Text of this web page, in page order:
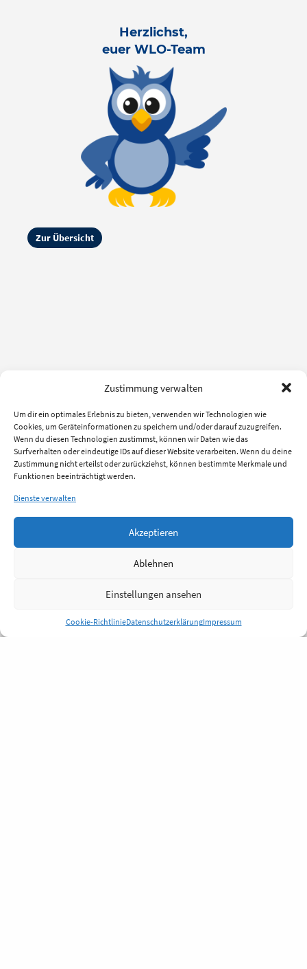
Zustimmung verwalten
Um dir ein optimales Erlebnis zu bieten, verwenden wir Technologien wie
Cookies, um Geräteinformationen zu speichern und/oder darauf zuzugreifen.
Wenn du diesen Technologien zustimmst, können wir Daten wie das
Surfverhalten oder eindeutige IDs auf dieser Website verarbeiten. Wenn du deine
Zustimmung nicht erteilst oder zurückziehst, können bestimmte Merkmale und
Funktionen beeinträchtigt werden.
Dienste verwalten
Akzeptieren
Ablehnen
Einstellungen ansehen
Cookie-RichtlinieDatenschutzerklärungImpressum
Herzlichst,
euer WLO-Team
Zur Übersicht